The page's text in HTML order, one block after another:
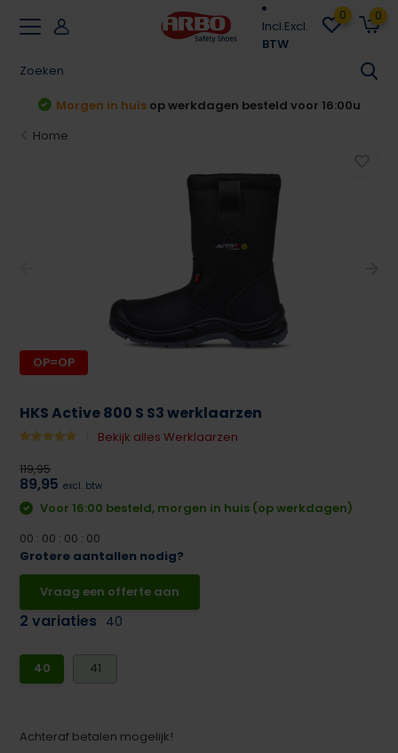
Incl.Excl.
BTW
0 0
Achteraf betalenKlarna & Riverty
Home
OP=OP
HKS Active 800 S S3 werklaarzen
Bekijk alles Werklaarzen
119,95
89,95 excl. btw
Voor 16:00 besteld, morgen in huis (op werkdagen)
00 : 00 : 00 : 00
Grotere aantallen nodig?
Vraag een offerte aan
2 variaties 40
40 41
Achteraf betalen mogelijk!